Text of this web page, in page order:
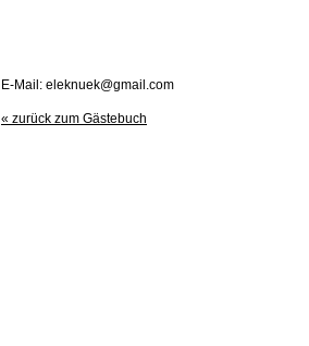
E-Mail: eleknuek@gmail.com
« zurück zum Gästebuch